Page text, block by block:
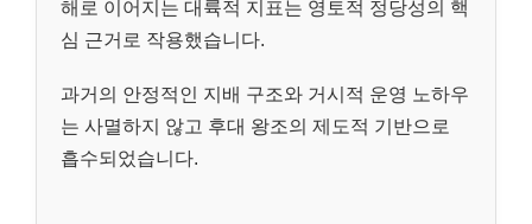
해로 이어지는 대륙적 지표는 영토적 정당성의 핵
심 근거로 작용했습니다.
과거의 안정적인 지배 구조와 거시적 운영 노하우
는 사멸하지 않고 후대 왕조의 제도적 기반으로
흡수되었습니다.